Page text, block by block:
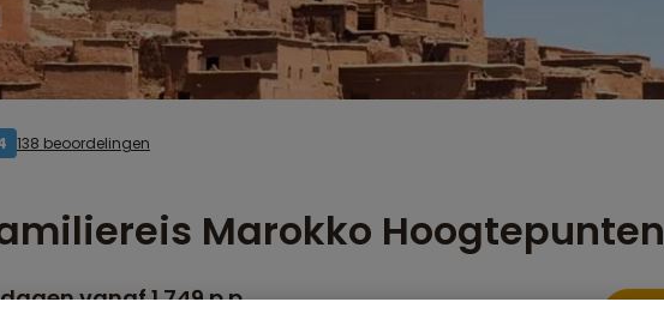
138 beoordelingen
Marokko Hoogtepunten
dagen vanaf 1.749 p.p.